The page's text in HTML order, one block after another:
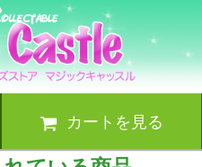
カートを見る